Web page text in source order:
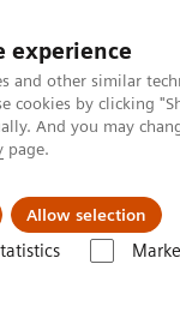
experience
and other similar
cookies by clicking
And you may
page.
Allow selection
та